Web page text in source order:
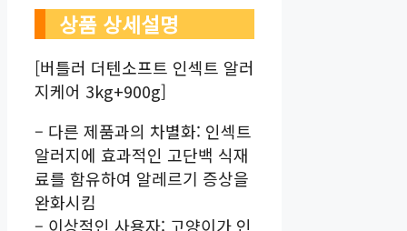
상품 상세설명
[버틀러 더텐소프트 인섹트 알러
지케어 3kg+900g]
– 다른 제품과의 차별화: 인섹트
알러지에 효과적인 고단백 식재
료를 함유하여 알레르기 증상을
완화시킴
– 이상적인 사용자: 고양이가 인